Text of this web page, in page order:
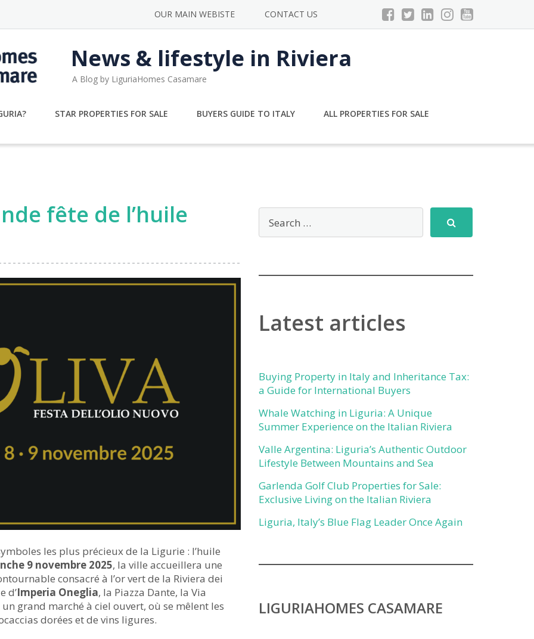
OUR MAIN WEBISTE CONTACT US
News & lifestyle in Riviera
A Blog by LiguriaHomes Casamare
STAR PROPERTIES FOR SALE BUYERS GUIDE TO ITALY ALL PROPERTIES FOR SALE
fête de l’huile
les plus précieux de la Ligurie : l’huile
9 novembre 2025, la ville accueillera une
consacré à l’or vert de la Riviera dei
d’Imperia Oneglia, la Piazza Dante, la Via
grand marché à ciel ouvert, où se mêlent les
dorées et de vins ligures.
Latest articles
Buying Property in Italy and Inheritance Tax:
a Guide for International Buyers
Whale Watching in Liguria: A Unique
Summer Experience on the Italian Riviera
Valle Argentina: Liguria’s Authentic Outdoor
Lifestyle Between Mountains and Sea
Garlenda Golf Club Properties for Sale:
Exclusive Living on the Italian Riviera
Liguria, Italy’s Blue Flag Leader Once Again
LIGURIAHOMES CASAMARE